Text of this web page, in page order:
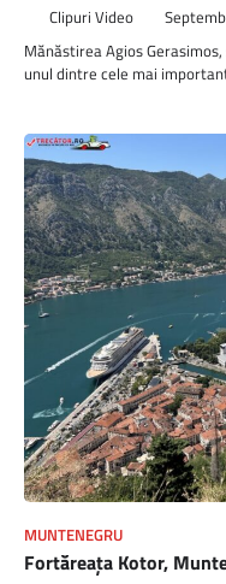
Clipuri Video
Mănăstirea Agios
unul dintre cele mai
MUNTENEGRU
Fortăreața Kotor,